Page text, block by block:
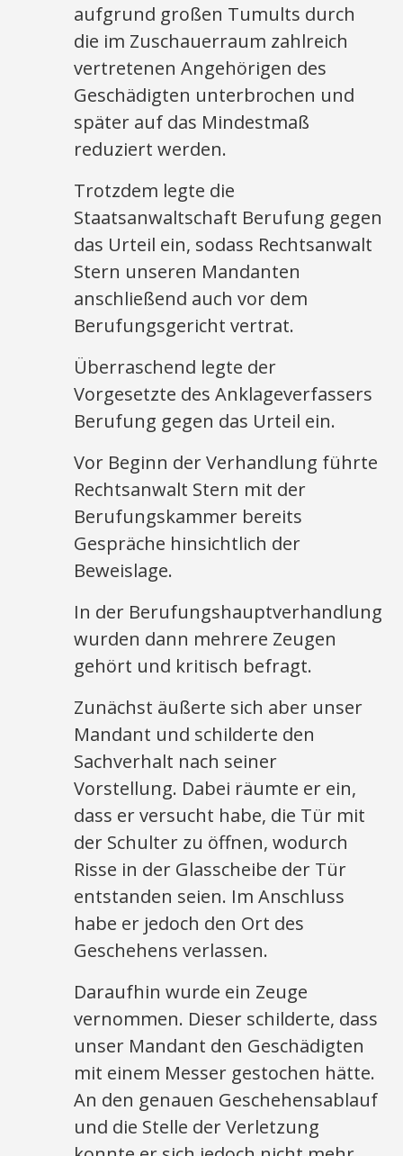
aufgrund großen Tumults durch
die im Zuschauerraum zahlreich
vertretenen Angehörigen des
Geschädigten unterbrochen und
später auf das Mindestmaß
reduziert werden.
Trotzdem legte die
Staatsanwaltschaft Berufung gegen
das Urteil ein, sodass Rechtsanwalt
Stern unseren Mandanten
anschließend auch vor dem
Berufungsgericht vertrat.
Überraschend legte der
Vorgesetzte des Anklageverfassers
Berufung gegen das Urteil ein.
Vor Beginn der Verhandlung führte
Rechtsanwalt Stern mit der
Berufungskammer bereits
Gespräche hinsichtlich der
Beweislage.
In der Berufungshauptverhandlung
wurden dann mehrere Zeugen
gehört und kritisch befragt.
Zunächst äußerte sich aber unser
Mandant und schilderte den
Sachverhalt nach seiner
Vorstellung. Dabei räumte er ein,
dass er versucht habe, die Tür mit
der Schulter zu öffnen, wodurch
Risse in der Glasscheibe der Tür
entstanden seien. Im Anschluss
habe er jedoch den Ort des
Geschehens verlassen.
Daraufhin wurde ein Zeuge
vernommen. Dieser schilderte, dass
unser Mandant den Geschädigten
mit einem Messer gestochen hätte.
An den genauen Geschehensablauf
und die Stelle der Verletzung